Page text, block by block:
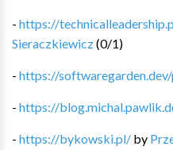
- https://
Sieraczkiewicz(0/1)
- https://
- https://
- https://bykowski.pl/ by